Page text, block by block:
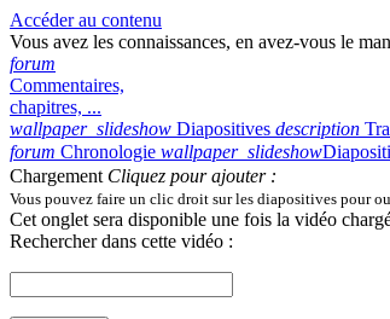
Accéder au contenu
Vous avez les connaissances, en avez‑vous le
forum
Commentaires,
chapitres, ...
wallpaper_slideshow Diapositives description
forum Chronologie wallpaper_slideshow
Chargement Cliquez pour ajouter :
Vous pouvez faire un clic droit sur les diapositives pour
Cet onglet sera disponible une fois la vidéo
Rechercher dans cette vidéo :